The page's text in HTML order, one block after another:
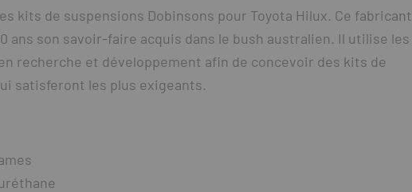
kits de suspensions Dobinsons pour Toyota Hilux. Ce fabricant
ans son savoir-faire acquis dans le bush australien. Il utilise les
recherche et développement afin de concevoir des kits de
satisferont les plus exigeants.